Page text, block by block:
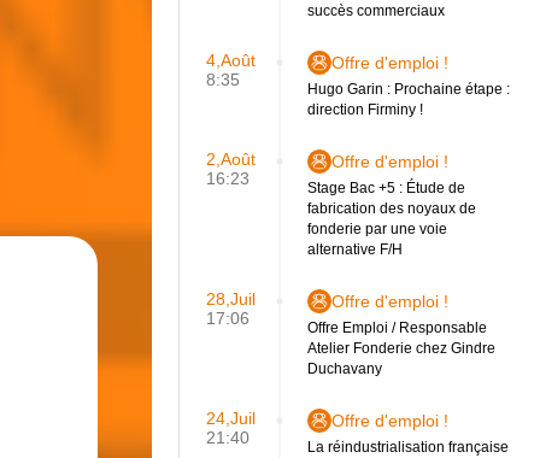
succès commerciaux
4,Août
8:35
Offre d'emploi !
Hugo Garin : Prochaine étape :
direction Firminy !
2,Août
16:23
Offre d'emploi !
Stage Bac +5 : Étude de
fabrication des noyaux de
fonderie par une voie
alternative F/H
28,Juil
17:06
Offre d'emploi !
Offre Emploi / Responsable
Atelier Fonderie chez Gindre
Duchavany
24,Juil
21:40
Offre d'emploi !
La réindustrialisation française